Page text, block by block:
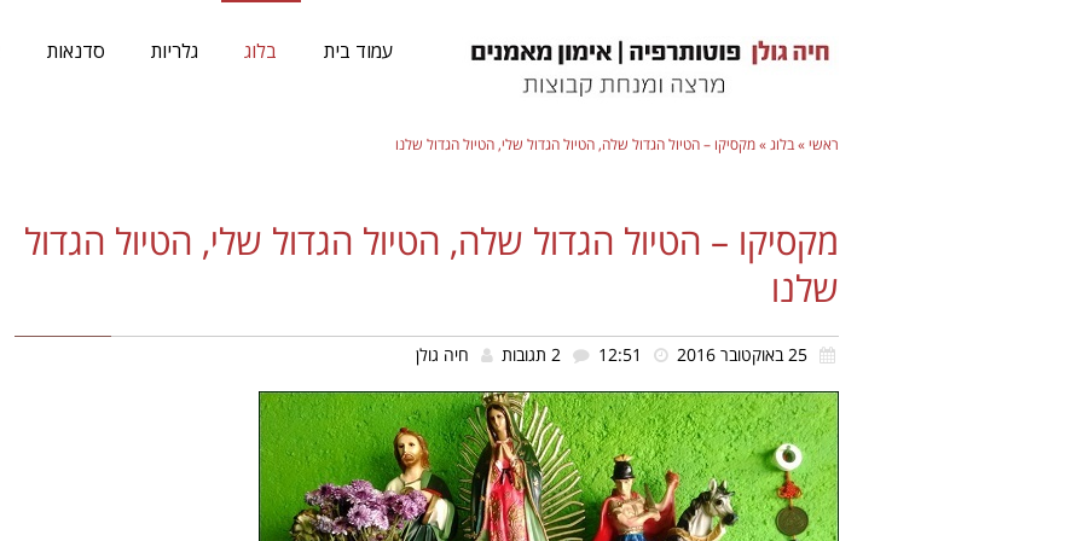
עמוד בית בלוג גלריות סדנאות
ראשי»בלוג»מקסיקו – הטיול הגדול שלה, הטיול הגדול שלי, הטיול הגדול שלנו
מקסיקו – הטיול הגדול שלה, הטיול הגדול שלי, הטיול הגדול
שלנו
2 תגובות חיה גולן